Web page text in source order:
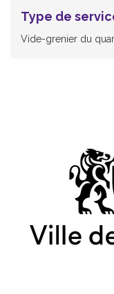
Type de
Vide-grenier du